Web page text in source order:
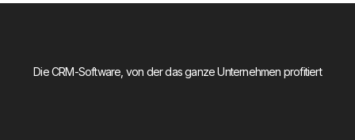
Die CRM-Software, von der das ganze Unternehmen profitiert